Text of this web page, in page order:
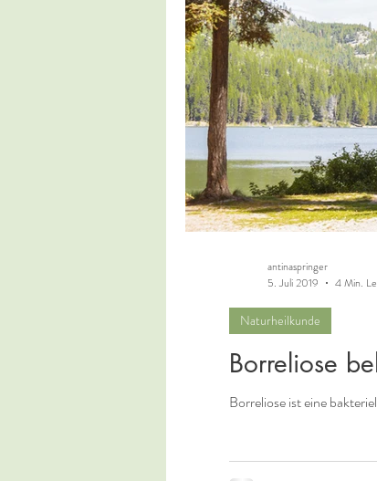
Borreliose
Borreliose ist eine
Naturheilkunde
antinaspringer
5. Juli 2019
4 Min.